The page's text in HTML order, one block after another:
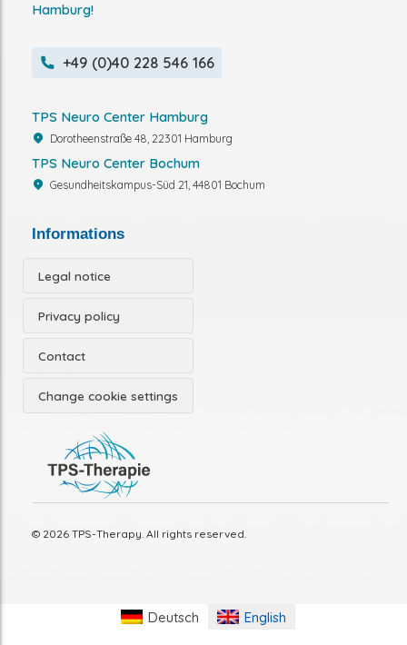
Hamburg!
+49 (0)40 228 546 166
TPS Neuro Center Hamburg
Dorotheenstraße 48, 22301 Hamburg
TPS Neuro Center Bochum
Gesundheitskampus-Süd 21, 44801 Bochum
Informations
Legal notice
Privacy policy
Contact
Change cookie settings
© 2026 TPS-Therapy. All rights reserved.
Deutsch English